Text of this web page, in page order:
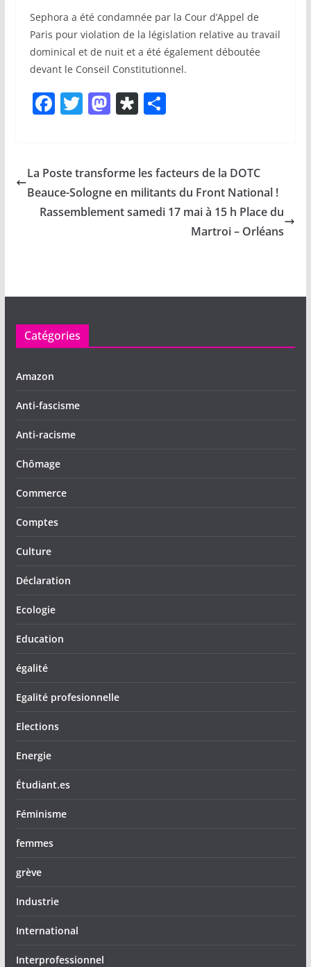
Sephora a été condamnée par la Cour d’Appel de
Paris pour violation de la législation relative au travail
dominical et de nuit et a été également déboutée
devant le Conseil Constitutionnel.
F
e
b
o
T
er
M
o
d
o
Di
p
or
a
P
g
er
La Poste transforme les facteurs de la DOTC
Beauce-Sologne en militants du Front National !
Rassemblement samedi 17 mai à 15 h Place du
Martroi – Orléans
Catégories
Amazon
Anti-fascisme
Anti-racisme
Chômage
Commerce
Comptes
Culture
Déclaration
Ecologie
Education
égalité
Egalité profesionnelle
Elections
Energie
Étudiant.es
Féminisme
femmes
grève
Industrie
International
Interprofessionnel